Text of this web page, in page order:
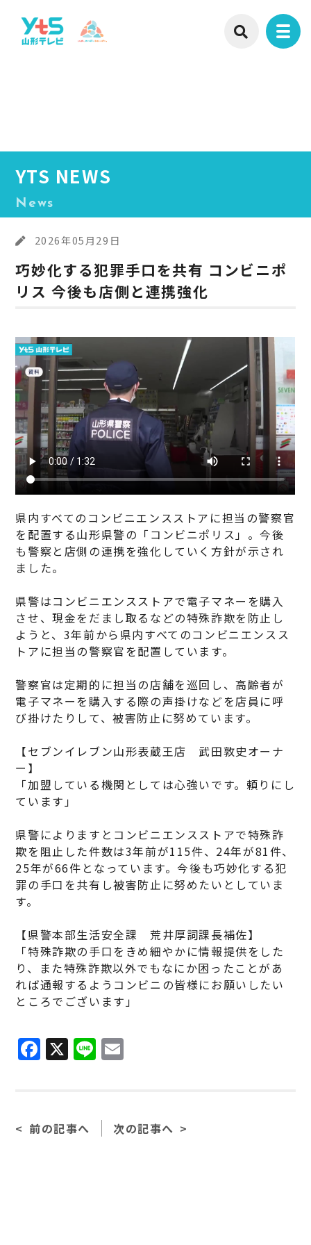
YTS NEWS
News
2026年05月29日
巧妙化する犯罪手口を共有 コンビニポ
リス 今後も店側と連携強化
県内すべてのコンビニエンスストアに担当の警察官
を配置する山形県警の「コンビニポリス」。今後
も警察と店側の連携を強化していく方針が示され
ました。
県警はコンビニエンスストアで電子マネーを購入
させ、現金をだまし取るなどの特殊詐欺を防止し
ようと、3年前から県内すべてのコンビニエンスス
トアに担当の警察官を配置しています。
警察官は定期的に担当の店舗を巡回し、高齢者が
電子マネーを購入する際の声掛けなどを店員に呼
び掛けたりして、被害防止に努めています。
【セブンイレブン山形表蔵王店 武田敦史オーナ
ー】
「加盟している機関としては心強いです。頼りにし
ています」
県警によりますとコンビニエンスストアで特殊詐
欺を阻止した件数は3年前が115件、24年が81件、
25年が66件となっています。今後も巧妙化する犯
罪の手口を共有し被害防止に努めたいとしていま
す。
【県警本部生活安全課 荒井厚詞課長補佐】
「特殊詐欺の手口をきめ細やかに情報提供をした
り、また特殊詐欺以外でもなにか困ったことがあ
れば通報するようコンビニの皆様にお願いしたい
ところでございます」
F
a
b
X Li
n
前の記事へ 次の記事へ